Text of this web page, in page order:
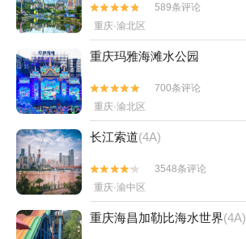


589条评论
重庆·渝北区
重庆玛雅海滩水公园


700条评论
重庆·渝北区
长江索道(4A)


3548条评论
重庆·渝中区
重庆海昌加勒比海水世界(4A)